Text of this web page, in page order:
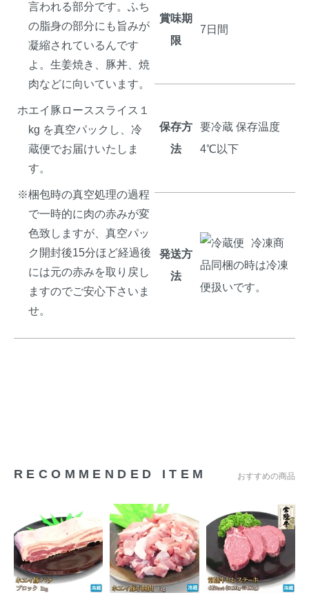
言われる部分です。ふち
の脂身の部分にも旨みが
凝縮されているんです
よ。生姜焼き、豚丼、焼
肉などに向いています。
ホエイ豚ローススライス１
kg を真空パックし、冷
蔵便でお届けいたしま
す。
※梱包時の真空処理の過程
で一時的に肉の赤みが変
色致しますが、真空パッ
ク開封後15分ほど経過後
には元の赤みを取り戻し
ますのでご安心下さいま
せ。
賞味期
限
7日間
保存方
法
要冷蔵 保存温度
4℃以下
発送方
法
冷凍商
品同梱の時は冷凍
便扱いです。
RECOMMENDED ITEM おすすめの商品